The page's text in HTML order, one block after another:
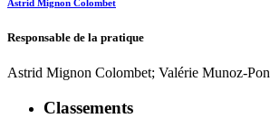
Astrid Mignon Colombet
Responsable de la pratique
Astrid Mignon Colombet; Valérie Munoz-
Classements